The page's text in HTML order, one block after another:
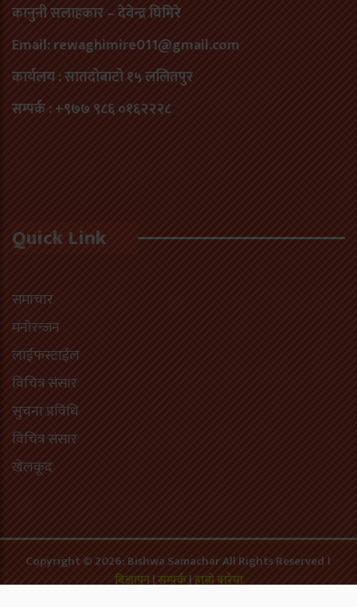
कानुनी सलाहकार – देवेन्द्र घिमिरे
Email: rewaghimire011@gmail.com
कार्यलय : सातदोबाटो १५ ललितपुर
सम्पर्क : +९७७ ९८६ ०१६२२२८
Quick Link
समाचार
मनोरन्जन
लाईफस्टाईल
विचित्र संसार
सुचना प्रविधि
विचित्र संसार
खेलकूद
Copyright © 2026: Bishwa Samachar All Rights Reserved ।
बिज्ञापन|सम्पर्क|हाम्रो बारेमा